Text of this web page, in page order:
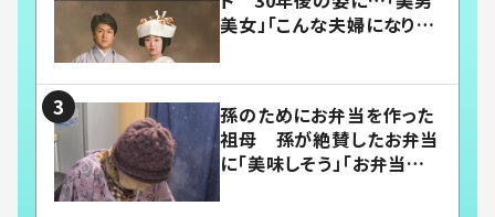
美女」「こんな夫婦になりた
孫のためにお弁当を作った
祖母 孫が絶賛したお弁当
に「美味しそう」「お弁当すご